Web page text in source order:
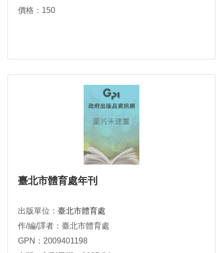
價格：150
臺北市體育處年刊
出版單位： 臺北市體育處
作/編/譯者：臺北市體育處
GPN：2009401198